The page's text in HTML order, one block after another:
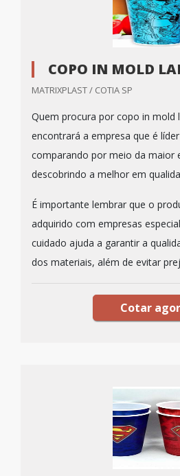
COPO IN MOLD
MATRIXPLAST / COTIA SP
Quem procura por copo in mold
encontrará a empresa que é
comparando por meio da maior
descobrindo a melhor em
É importante lembrar que o
adquirido com empresas
cuidado ajuda a garantir a
dos materiais, além de evitar
Cotar